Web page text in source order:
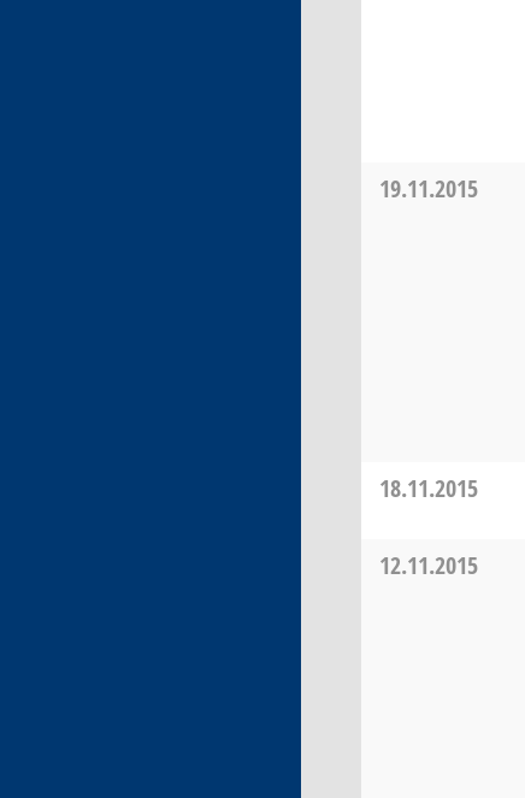
19.11.2015
18.11.2015
12.11.2015